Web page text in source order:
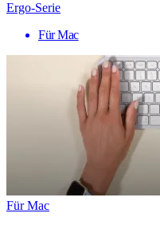
Ergo-Serie
Für Mac
Für Mac